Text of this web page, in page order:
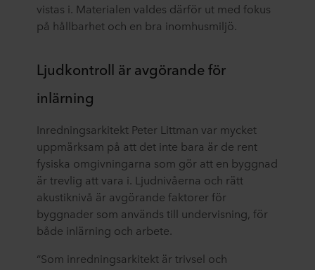
vistas i. Materialen valdes därför ut med fokus
på hållbarhet och en bra inomhusmiljö.
Ljudkontroll är avgörande för
inlärning
Inredningsarkitekt Peter Littman var mycket
uppmärksam på att det inte bara är de rent
fysiska omgivningarna som gör att en byggnad
är trevlig att vara i. Ljudnivåerna och rätt
akustiknivå är avgörande faktorer för
byggnader som används till undervisning, för
både inlärning och arbete.
“Som inredningsarkitekt är trivsel och